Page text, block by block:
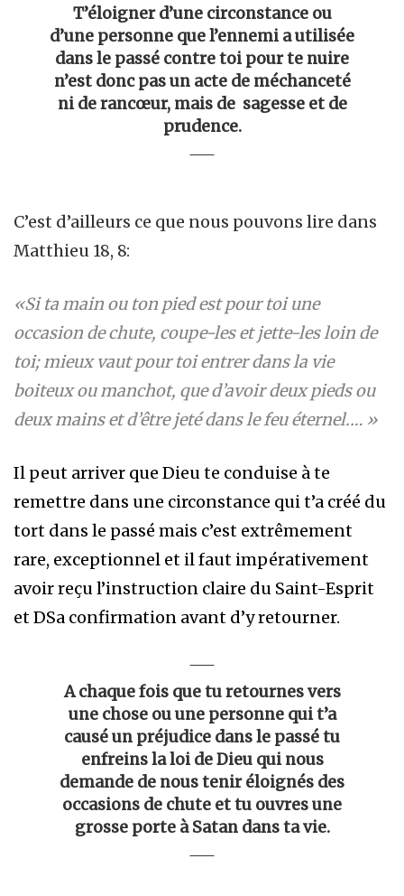
T’éloigner d’une circonstance ou
d’une personne que l’ennemi a utilisée
dans le passé contre toi pour te nuire
n’est donc pas un acte de méchanceté
ni de rancœur, mais de sagesse et de
prudence.
C’est d’ailleurs ce que nous pouvons lire dans
Matthieu 18, 8:
«Si ta main ou ton pied est pour toi une
occasion de chute, coupe-les et jette-les loin de
toi; mieux vaut pour toi entrer dans la vie
boiteux ou manchot, que d’avoir deux pieds ou
deux mains et d’être jeté dans le feu éternel.… »
Il peut arriver que Dieu te conduise à te
remettre dans une circonstance qui t’a créé du
tort dans le passé mais c’est extrêmement
rare, exceptionnel et il faut impérativement
avoir reçu l’instruction claire du Saint-Esprit
et DSa confirmation avant d’y retourner.
A chaque fois que tu retournes vers
une chose ou une personne qui t’a
causé un préjudice dans le passé tu
enfreins la loi de Dieu qui nous
demande de nous tenir éloignés des
occasions de chute et tu ouvres une
grosse porte à Satan dans ta vie.